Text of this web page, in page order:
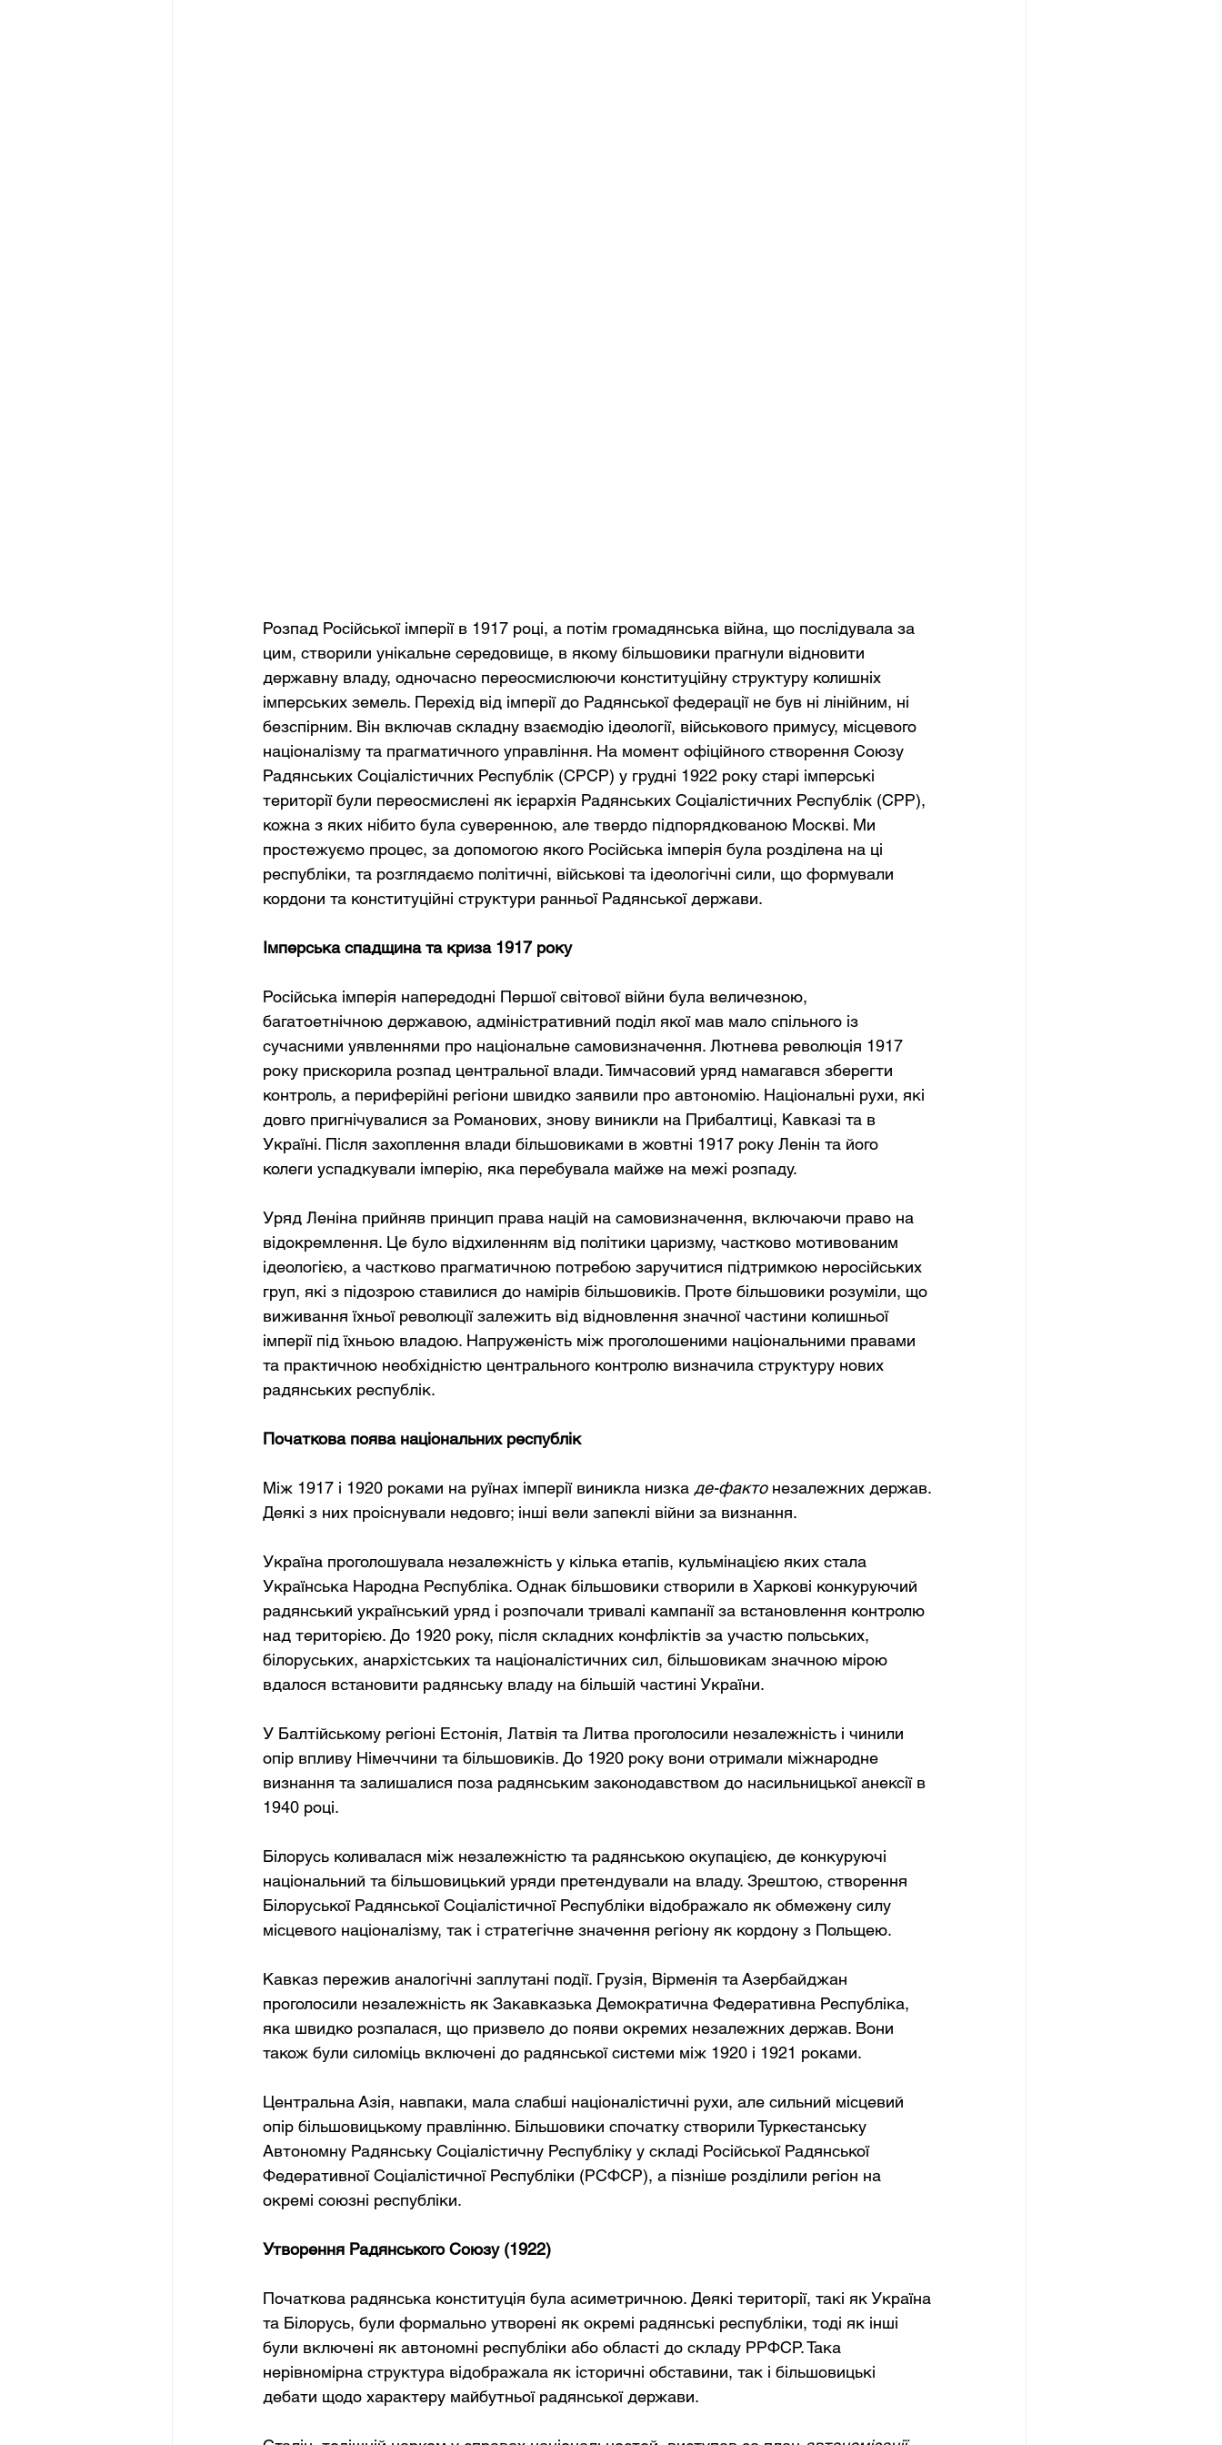
Розпад Російської імперії в 1917 році, а потім громадянська війна, що послідувала за
цим, створили унікальне середовище, в якому більшовики прагнули відновити
державну владу, одночасно переосмислюючи конституційну структуру колишніх
імперських земель. Перехід від імперії до Радянської федерації не був ні лінійним, ні
безспірним. Він включав складну взаємодію ідеології, військового примусу, місцевого
націоналізму та прагматичного управління. На момент офіційного створення Союзу
Радянських Соціалістичних Республік (СРСР) у грудні 1922 року старі імперські
території були переосмислені як ієрархія Радянських Соціалістичних Республік (СРР),
кожна з яких нібито була суверенною, але твердо підпорядкованою Москві. Ми
простежуємо процес, за допомогою якого Російська імперія була розділена на ці
республіки, та розглядаємо політичні, військові та ідеологічні сили, що формували
кордони та конституційні структури ранньої Радянської держави.
Імперська спадщина та криза 1917 року
Російська імперія напередодні Першої світової війни була величезною,
багатоетнічною державою, адміністративний поділ якої мав мало спільного із
сучасними уявленнями про національне самовизначення. Лютнева революція 1917
року прискорила розпад центральної влади. Тимчасовий уряд намагався зберегти
контроль, а периферійні регіони швидко заявили про автономію. Національні рухи, які
довго пригнічувалися за Романових, знову виникли на Прибалтиці, Кавказі та в
Україні. Після захоплення влади більшовиками в жовтні 1917 року Ленін та його
колеги успадкували імперію, яка перебувала майже на межі розпаду.
Уряд Леніна прийняв принцип права націй на самовизначення, включаючи право на
відокремлення. Це було відхиленням від політики царизму, частково мотивованим
ідеологією, а частково прагматичною потребою заручитися підтримкою неросійських
груп, які з підозрою ставилися до намірів більшовиків. Проте більшовики розуміли, що
виживання їхньої революції залежить від відновлення значної частини колишньої
імперії під їхньою владою. Напруженість між проголошеними національними правами
та практичною необхідністю центрального контролю визначила структуру нових
радянських республік.
Початкова поява національних республік
Між 1917 і 1920 роками на руїнах імперії виникла низка де-факто незалежних держав.
Деякі з них проіснували недовго; інші вели запеклі війни за визнання.
Україна проголошувала незалежність у кілька етапів, кульмінацією яких стала
Українська Народна Республіка. Однак більшовики створили в Харкові конкуруючий
радянський український уряд і розпочали тривалі кампанії за встановлення контролю
над територією. До 1920 року, після складних конфліктів за участю польських,
білоруських, анархістських та націоналістичних сил, більшовикам значною мірою
вдалося встановити радянську владу на більшій частині України.
У Балтійському регіоні Естонія, Латвія та Литва проголосили незалежність і чинили
опір впливу Німеччини та більшовиків. До 1920 року вони отримали міжнародне
визнання та залишалися поза радянським законодавством до насильницької анексії в
1940 році.
Білорусь коливалася між незалежністю та радянською окупацією, де конкуруючі
національний та більшовицький уряди претендували на владу. Зрештою, створення
Білоруської Радянської Соціалістичної Республіки відображало як обмежену силу
місцевого націоналізму, так і стратегічне значення регіону як кордону з Польщею.
Кавказ пережив аналогічні заплутані події. Грузія, Вірменія та Азербайджан
проголосили незалежність як Закавказька Демократична Федеративна Республіка,
яка швидко розпалася, що призвело до появи окремих незалежних держав. Вони
також були силоміць включені до радянської системи між 1920 і 1921 роками.
Центральна Азія, навпаки, мала слабші націоналістичні рухи, але сильний місцевий
опір більшовицькому правлінню. Більшовики спочатку створили Туркестанську
Автономну Радянську Соціалістичну Республіку у складі Російської Радянської
Федеративної Соціалістичної Республіки (РСФСР), а пізніше розділили регіон на
окремі союзні республіки.
Утворення Радянського Союзу (1922)
Початкова радянська конституція була асиметричною. Деякі території, такі як Україна
та Білорусь, були формально утворені як окремі радянські республіки, тоді як інші
були включені як автономні республіки або області до складу РРФСР. Така
нерівномірна структура відображала як історичні обставини, так і більшовицькі
дебати щодо характеру майбутньої радянської держави.